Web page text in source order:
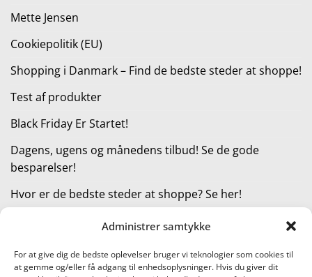
Administrer samtykke
For at give dig de bedste oplevelser bruger vi teknologier som cookies til
at gemme og/eller få adgang til enhedsoplysninger. Hvis du giver dit
Mette Jensen
Cookiepolitik (EU)
Shopping i Danmark – Find de bedste steder at shoppe!
Test af produkter
Black Friday Er Startet!
Dagens, ugens og månedens tilbud! Se de gode
besparelser!
Hvor er de bedste steder at shoppe? Se her!
Kategorier